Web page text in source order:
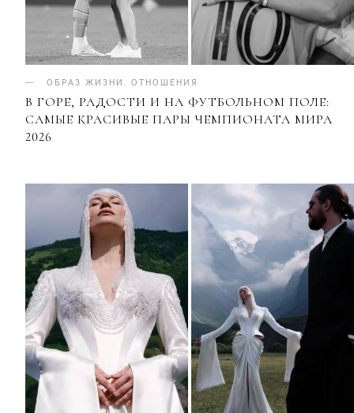
ОБРАЗ ЖИЗНИ ОТНОШЕНИЯ
В ГОРЕ, РАДОСТИ И НА ФУТБОЛЬНОМ ПОЛЕ:
САМЫЕ КРАСИВЫЕ ПАРЫ ЧЕМПИОНАТА МИРА
2026